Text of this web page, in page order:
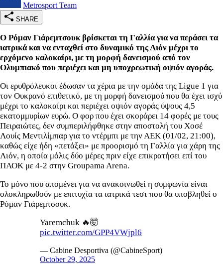
Metrosport Team
SHARE
Ο Ρόμαν Γιάρεμτσουκ βρίσκεται τη Γαλλία για να περάσει τα
ιατρικά και να ενταχθεί στο δυναμικό της Λιόν μέχρι το
ερχόμενο καλοκαίρι, με τη μορφή δανεισμού από τον
Ολυμπιακό που περιέχει και μη υποχρεωτική οψιόν αγοράς.
Οι ερυθρόλευκοι έδωσαν τα χέρια με την ομάδα της Ligue 1 για
τον Ουκρανό επιθετικό, με τη μορφή δανεισμού που θα έχει ισχύ
μέχρι το καλοκαίρι και περιέχει οψιόν αγοράς ύψους 4,5
εκατομμυρίων ευρώ. Ο φορ που έχει σκοράρει 14 φορές με τους
Πειραιώτες, δεν συμπεριλήφθηκε στην αποστολή του Χοσέ
Λουίς Μεντιλίμπαρ για το ντέρμπι με την ΑΕΚ (01/02, 21:00),
καθώς είχε ήδη «πετάξει» με προορισμό τη Γαλλία για χάρη της
Λιόν, η οποία μόλις δύο μέρες πριν είχε επικρατήσει επί του
ΠΑΟΚ με 4-2 στην Groupama Arena.
Το μόνο που απομένει για να ανακοινωθεί η συμφωνία είναι
ολοκληρωθούν με επιτυχία τα ιατρικά τεστ που θα υποβληθεί ο
Ρόμαν Γιάρεμτσουκ.
Yaremchuk 🔥🤯
pic.twitter.com/GPP4VWjpl6
— Cabine Desportiva (@CabineSport)
October 29, 2025